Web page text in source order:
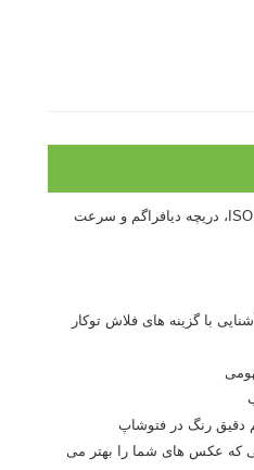
درک نوردهی – همراه با توضیح ISO، دریچه دیافراگم و سرعت
با گزینه های فلاش توکار
که عکس های شما را بهتر می